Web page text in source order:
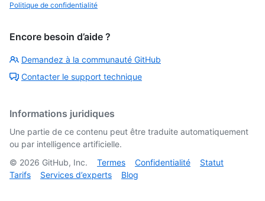
Politique de confidentialité
Encore besoin d’aide ?
Demandez à la communauté GitHub
Contacter le support technique
Informations juridiques
Une partie de ce contenu peut être traduite automatiquement
ou par intelligence artificielle.
© 2026 GitHub, Inc. Termes Confidentialité
Statut
Tarifs
Services d’experts Blog